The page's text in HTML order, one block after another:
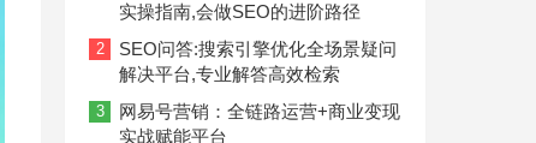
实操指南,会做SEO的进阶路径
2
SEO问答:搜索引擎优化全场景疑问
解决平台,专业解答高效检索
3
网易号营销：全链路运营+商业变现
实战赋能平台